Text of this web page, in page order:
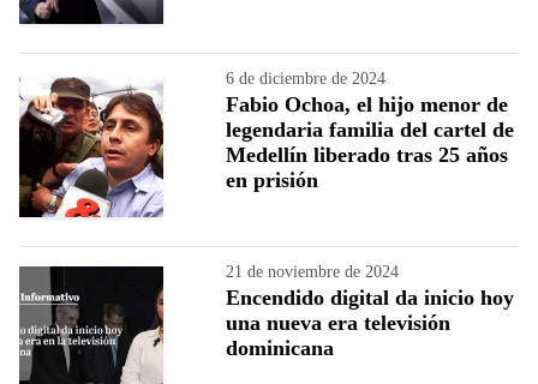
6 de diciembre de 2024
Fabio Ochoa, el hijo menor de
legendaria familia del cartel de
Medellín liberado tras 25 años
en prisión
21 de noviembre de 2024
Encendido digital da inicio hoy
una nueva era televisión
dominicana